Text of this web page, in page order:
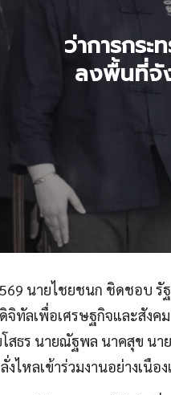
ว่าการกร
ลงพื้นที่จั
นายไชยชนก ชิดชอบ รั
ดิจิทัลเพื่อเศรษฐกิจและสั
โสธร นายณัฐพล นาคสุข น
ไหลเข้าร่วมงานอย่างเนือ